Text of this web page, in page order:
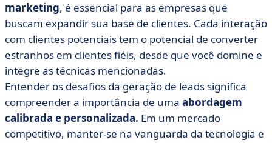
marketing, é essencial para as empresas que
buscam expandir sua base de clientes. Cada interação
com clientes potenciais tem o potencial de converter
estranhos em clientes fiéis, desde que você domine e
integre as técnicas mencionadas.
Entender os desafios da geração de leads significa
compreender a importância de uma abordagem
calibrada e personalizada. Em um mercado
competitivo, manter-se na vanguarda da tecnologia e